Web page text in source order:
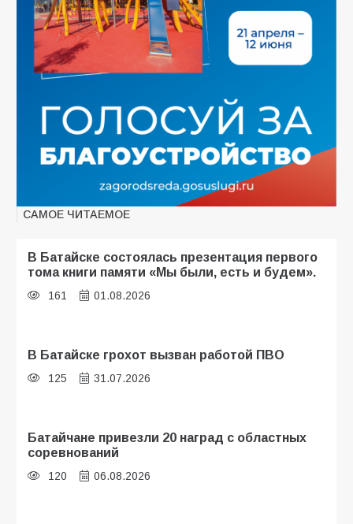
САМОЕ ЧИТАЕМОЕ
В Батайске состоялась презентация первого
тома книги памяти «Мы были, есть и будем».
161 01.08.2026
В Батайске грохот вызван работой ПВО
125 31.07.2026
Батайчане привезли 20 наград с областных
соревнований
120 06.08.2026